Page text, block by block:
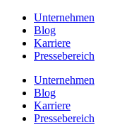
Unternehmen
Blog
Karriere
Pressebereich
Unternehmen
Blog
Karriere
Pressebereich